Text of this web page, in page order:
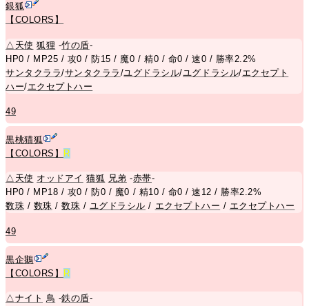
銀狐
【COLORS】
△ 天使 狐狸 -竹の盾-
HP0 / MP25 / 攻0 / 防15 / 魔0 / 精0 / 命0 / 速0 / 勝率2.2%
サンタクララ/サンタクララ /ユグドラシル/ユグドラシル/エクセプト
ハー/エクセプトハー
49
黒桃猫狐
【COLORS】
R
△ 天使 オッドアイ 猫狐 兄弟 -赤帯-
HP0 / MP18 / 攻0 / 防0 / 魔0 / 精10 / 命0 / 速12 / 勝率2.2%
数珠 / 数珠 /数珠 / ユグドラシル / エクセプトハー / エクセプトハー
49
黒企鵝
【COLORS】
R
△ナイト 鳥 -鉄の盾-